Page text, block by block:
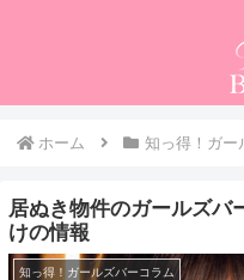
ホーム 知っ得！ガー
居ぬき物件のガールズバ
けの情報
知っ得！ガールズバーコラム